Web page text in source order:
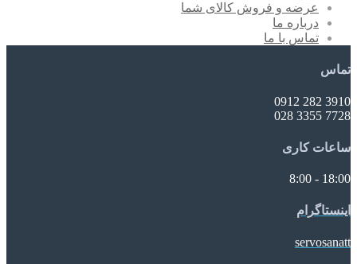
عرضه و فروش کالای شما
درباره ما
تماس با ما
تماس
3910 282 0912
7728 3355 028
ساعات کاری
18:00 - 8:00
اینستاگرام
servosanatt